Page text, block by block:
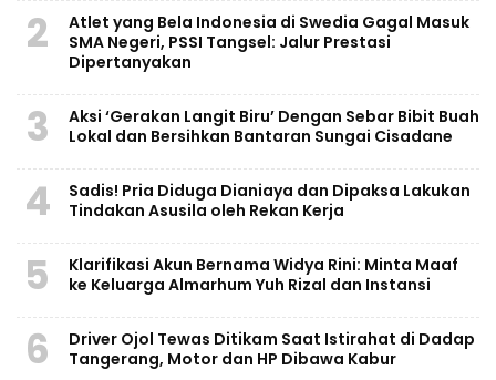
2
Atlet yang Bela Indonesia di Swedia Gagal Masuk
SMA Negeri, PSSI Tangsel: Jalur Prestasi
Dipertanyakan
3
Aksi ‘Gerakan Langit Biru’ Dengan Sebar Bibit Buah
Lokal dan Bersihkan Bantaran Sungai Cisadane
4
Sadis! Pria Diduga Dianiaya dan Dipaksa Lakukan
Tindakan Asusila oleh Rekan Kerja
5
Klarifikasi Akun Bernama Widya Rini: Minta Maaf
ke Keluarga Almarhum Yuh Rizal dan Instansi
6
Driver Ojol Tewas Ditikam Saat Istirahat di Dadap
Tangerang, Motor dan HP Dibawa Kabur